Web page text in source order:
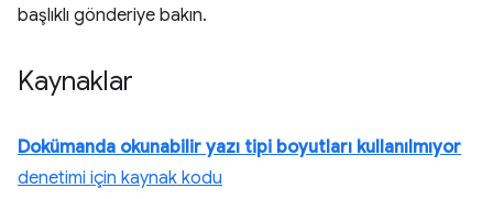
başlıklı gönderiye bakın.
Kaynaklar
Dokümanda okunabilir yazı tipi boyutları kullanılmıyor
denetimi için kaynak kodu